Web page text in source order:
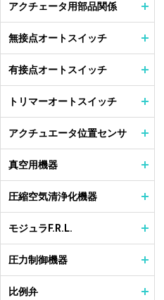
アクチェータ用部品関係
無接点オートスイッチ
有接点オートスイッチ
トリマーオートスイッチ
アクチュエータ位置センサ
真空用機器
圧縮空気清浄化機器
モジュラF.R.L.
圧力制御機器
比例弁